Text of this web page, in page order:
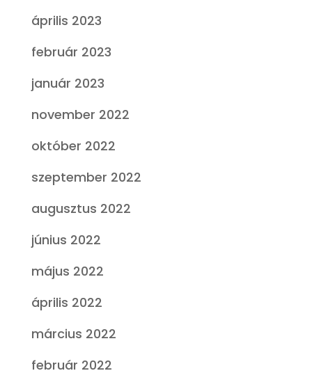
április 2023
február 2023
január 2023
november 2022
október 2022
szeptember 2022
augusztus 2022
június 2022
május 2022
április 2022
március 2022
február 2022